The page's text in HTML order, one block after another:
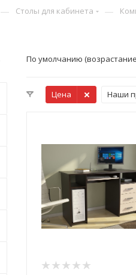
— Столы для кабинета —
По умолчанию
Цена Наши